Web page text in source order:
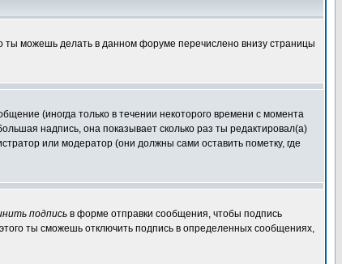
ты можешь делать в данном форуме перечислено внизу страницы
(иногда только в течении некоторого времени с момента
надпись, она показывает сколько раз ты редактировал(а)
или модератор (они должны сами оставить пометку, где
подпись в форме отправки сообщения, чтобы подпись
ты сможешь отключить подпись в определенных сообщениях,